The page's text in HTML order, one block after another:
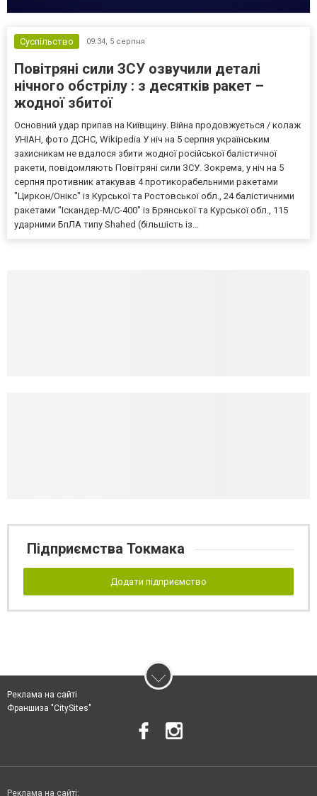
Суспільство 09:34, 5 серпня
Повітряні сили ЗСУ озвучили деталі
нічного обстрілу : з десятків ракет –
жодної збитої
Основний удар припав на Київщину. Війна продовжується / колаж
УНІАН, фото ДСНС, Wikipedia У ніч на 5 серпня українським
захисникам не вдалося збити жодної російської балістичної
ракети, повідомляють Повітряні сили ЗСУ. Зокрема, у ніч на 5
серпня противник атакував 4 протикорабельними ракетами
"Циркон/Онікс" із Курської та Ростовської обл., 24 балістичними
ракетами "Іскандер-М/С-400" із Брянської та Курської обл., 115
ударними БпЛА типу Shahed (більшість із...
Підприємства Токмака
Додати підприємство
Реклама на сайті
Франшиза "CitySites"
Реклама на сайті: